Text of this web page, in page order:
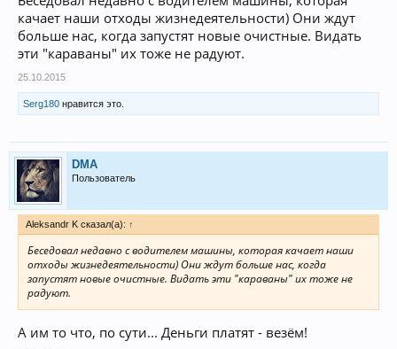
качает наши отходы жизнедеятельности) Они ждут
больше нас, когда запустят новые очистные. Видать
эти "караваны" их тоже не радуют.
25.10.2015
Serg180 нравится это.
DMA
Пользователь
Aleksandr K сказал(а): ↑
Беседовал недавно с водителем машины, которая качает наши
отходы жизнедеятельности) Они ждут больше нас, когда
запустят новые очистные. Видать эти "караваны" их тоже не
радуют.
А им то что, по сути... Деньги платят - везём!